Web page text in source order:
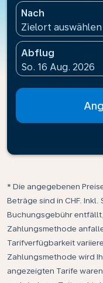
Nach
Zielort auswählen
Abflug
fc-booking-
So. 16 Aug. 2026
* Die angegebenen
Beträge sind in CHF.
Buchungsgebühr
Zahlungsmethode
Tarifverfügbarkeit
Zahlungsmethode wird
angezeigten Tarife